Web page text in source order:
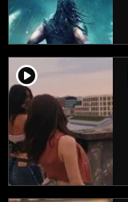
player2